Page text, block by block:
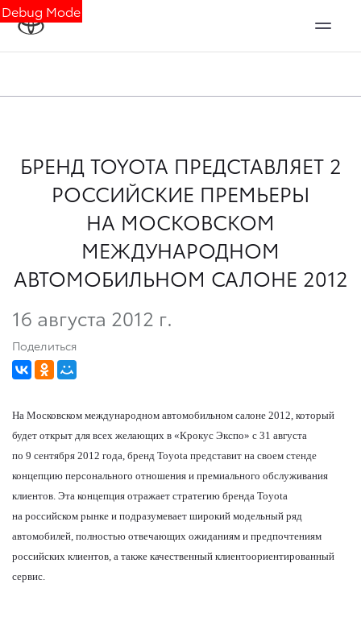
Debug Mode
БРЕНД TOYOTA ПРЕДСТАВЛЯЕТ 2
РОССИЙСКИЕ ПРЕМЬЕРЫ
НА МОСКОВСКОМ
МЕЖДУНАРОДНОМ
АВТОМОБИЛЬНОМ САЛОНЕ 2012
16 августа 2012 г.
Поделиться
На Московском международном автомобильном салоне 2012, который
будет открыт для всех желающих в «Крокус Экспо» с 31 августа
по 9 сентября 2012 года, бренд Toyota представит на своем стенде
концепцию персонального отношения и премиального обслуживания
клиентов. Эта концепция отражает стратегию бренда Toyota
на российском рынке и подразумевает широкий модельный ряд
автомобилей, полностью отвечающих ожиданиям и предпочтениям
российских клиентов, а также качественный клиентоориентированный
сервис.